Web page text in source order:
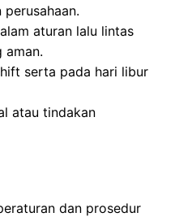
aturan lalu lintas
aman.
serta pada hari libur
atau tindakan
dan prosedur